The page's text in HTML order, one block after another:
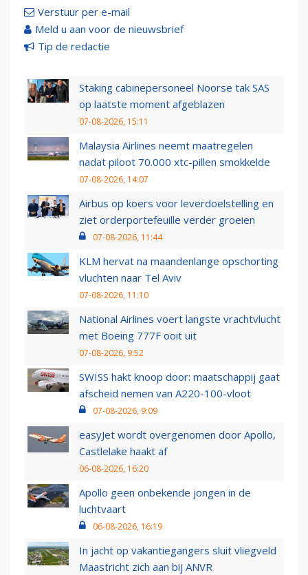
Verstuur per e-mail
Meld u aan voor de nieuwsbrief
Tip de redactie
Staking cabinepersoneel Noorse tak SAS
op laatste moment afgeblazen
07-08-2026, 15:11
Malaysia Airlines neemt maatregelen
nadat piloot 70.000 xtc-pillen smokkelde
07-08-2026, 14:07
Airbus op koers voor leverdoelstelling en
ziet orderportefeuille verder groeien
07-08-2026, 11:44
KLM hervat na maandenlange opschorting
vluchten naar Tel Aviv
07-08-2026, 11:10
National Airlines voert langste vrachtvlucht
met Boeing 777F ooit uit
07-08-2026, 9:52
SWISS hakt knoop door: maatschappij gaat
afscheid nemen van A220-100-vloot
07-08-2026, 9:09
easyJet wordt overgenomen door Apollo,
Castlelake haakt af
06-08-2026, 16:20
Apollo geen onbekende jongen in de
luchtvaart
06-08-2026, 16:19
In jacht op vakantiegangers sluit vliegveld
Maastricht zich aan bij ANVR